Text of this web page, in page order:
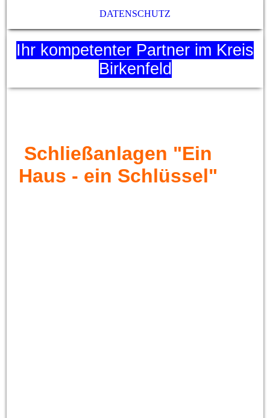
DATENSCHUTZ
Ihr kompetenter Partner im Kreis
Birkenfeld
Schließanlagen "Ein
Haus - ein Schlüssel"